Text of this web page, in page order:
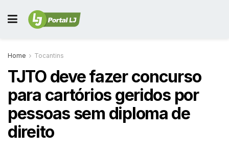
Home Tocantins
TJTO deve fazer concurso
para cartórios geridos por
pessoas sem diploma de
direito